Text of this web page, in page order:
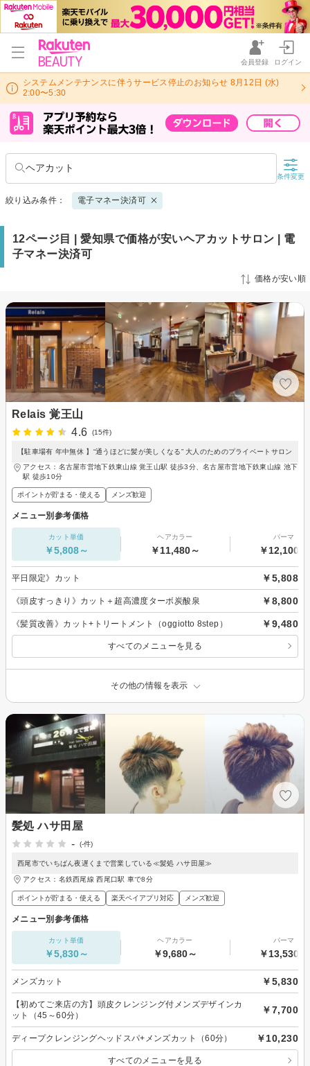
会員登録 ログイン
システムメンテナンスに伴うサービス停止のお知らせ 8月12日 (水)
2:00〜5:30
ヘアカット
条件変更
絞り込み条件： 電子マネー決済可
12ページ目 | 愛知県で価格が安いヘアカットサロン | 電
子マネー決済可
価格が安い順
Relais 覚王山
4.6
(15件)
【駐車場有 年中無休 】“通うほどに髪が美しくなる” 大人のためのプライベートサロン
アクセス：名古屋市営地下鉄東山線 覚王山駅 徒歩3分、名古屋市営地下鉄東山線 池下
駅 徒歩10分
ポイントが貯まる・使える メンズ歓迎
メニュー別参考価格
カット単価
￥5,808～
ヘアカラー
￥11,480～
パーマ
￥12,100～
平日限定》カット ￥5,808
《頭皮すっきり》カット＋超高濃度ターボ炭酸泉 ￥8,800
《髪質改善》カット+トリートメント（oggiotto 8step） ￥9,480
すべてのメニューを見る
その他の情報を表示
髪処 ハサ田屋
-
(-件)
西尾市でいちばん夜遅くまで営業している≪髪処 ハサ田屋≫
アクセス：名鉄西尾線 西尾口駅 車で8分
ポイントが貯まる・使える 楽天ペイアプリ対応 メンズ歓迎
メニュー別参考価格
カット単価
￥5,830～
ヘアカラー
￥9,680～
パーマ
￥13,530～
メンズカット ￥5,830
【初めてご来店の方】頭皮クレンジング付メンズデザインカ
ット（45～60分）
￥7,700
ディープクレンジングヘッドスパ+メンズカット（60分） ￥10,230
すべてのメニューを見る